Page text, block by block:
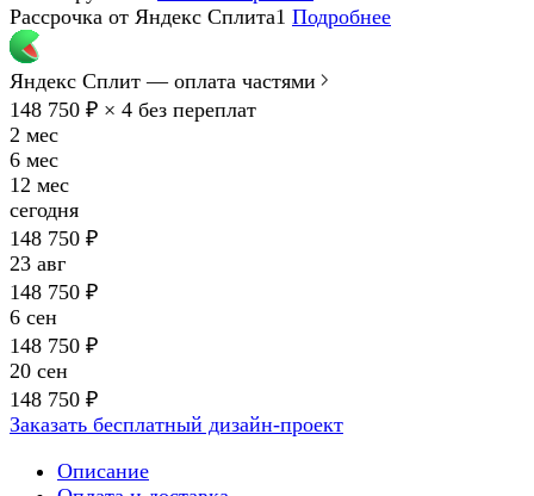
Рассрочка от Яндекс Сплита1 Подробнее
Яндекс Сплит — оплата частями
148 750 ₽ × 4 без переплат
2 мес
6 мес
12 мес
сегодня
148 750 ₽
23 авг
148 750 ₽
6 сен
148 750 ₽
20 сен
148 750 ₽
Заказать бесплатный дизайн-проект
Описание